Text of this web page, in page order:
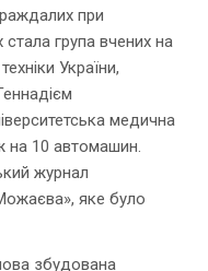
при
стала група вчених на
України,
медична
на 10 автомашин.
журнал
яке було
збудована